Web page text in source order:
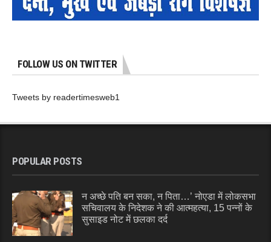
FOLLOW US ON TWITTER
Tweets by readertimesweb1
POPULAR POSTS
न अच्छे पति बन सका, न पिता…’ नोएडा में लोकसभा
सचिवालय के निदेशक ने की आत्महत्या, 15 पन्नों के
सुसाइड नोट में छलका दर्द